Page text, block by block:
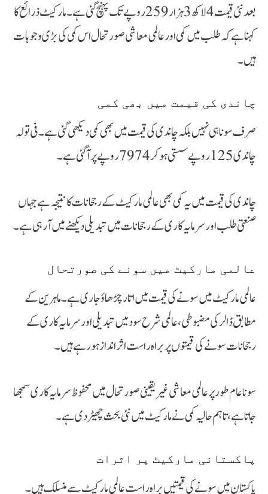
بعد نئی قیمت 4 لاکھ 3 ہزار 259 روپے تک پہنچ گئی ہے۔ مارکیٹ ذرائع کا
کہنا ہے کہ طلب میں کمی اور عالمی معاشی صورتحال اس کمی کی بڑی وجوہات
ہیں۔
چاندی کی قیمت میں بھی کمی
صرف سونا ہی نہیں بلکہ چاندی کی قیمت میں بھی کمی دیکھی گئی ہے۔ فی تولہ
چاندی 125 روپے سستی ہو کر 7974 روپے پر آ گئی ہے۔
چاندی کی قیمت میں یہ کمی بھی عالمی مارکیٹ کے رجحانات کا نتیجہ ہے جہاں
صنعتی طلب اور سرمایہ کاری کے رجحانات میں تبدیلی دیکھنے میں آ رہی ہے۔
عالمی مارکیٹ میں سونے کی صورتحال
عالمی مارکیٹ میں سونے کی قیمت میں اتار چڑھاؤ جاری ہے۔ ماہرین کے
مطابق ڈالر کی مضبوطی، عالمی شرح سود میں تبدیلی اور سرمایہ کاری کے
رجحانات سونے کی قیمتوں پر براہ راست اثر انداز ہو رہے ہیں۔
سونا عام طور پر عالمی معاشی غیر یقینی صورتحال میں محفوظ سرمایہ کاری سمجھا
جاتا ہے، تاہم حالیہ کمی نے مارکیٹ میں نئی بحث چھیڑ دی ہے۔
پاکستانی مارکیٹ پر اثرات
پاکستان میں سونے کی قیمتیں براہ راست عالمی مارکیٹ سے منسلک ہیں۔